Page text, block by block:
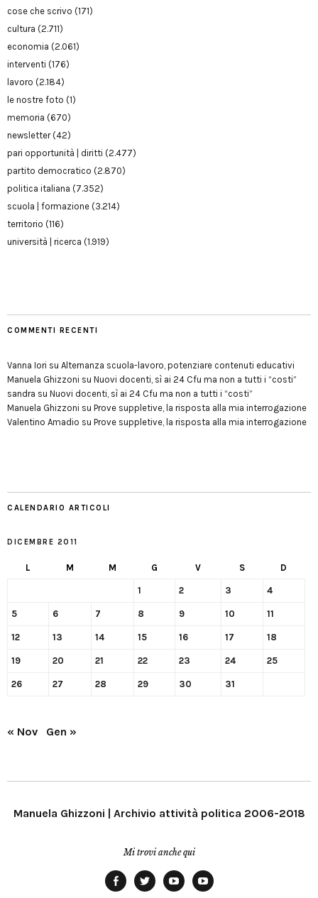
cose che scrivo (171)
cultura (2.711)
economia (2.061)
interventi (176)
lavoro (2.184)
le nostre foto (1)
memoria (670)
newsletter(42)
pari opportunità | diritti (2.477)
partito democratico (2.870)
politica italiana (7.352)
scuola | formazione (3.214)
territorio (116)
università | ricerca (1.919)
COMMENTI RECENTI
Vanna Iori su Alternanza scuola-lavoro, potenziare contenuti educativi
Manuela Ghizzoni su Nuovi docenti, sì ai 24 Cfu ma non a tutti i “costi”
sandra su Nuovi docenti, sì ai 24 Cfu ma non a tutti i “costi”
Manuela Ghizzoni su Prove suppletive, la risposta alla mia interrogazione
Valentino Amadio su Prove suppletive, la risposta alla mia interrogazione
CALENDARIO ARTICOLI
DICEMBRE 2011
L M M G V S D
1 2 3 4
5 6 7 8 9 10 11
12 13 14 15 16 17 18
19 20 21 22 23 24 25
26 27 28 29 30 31
« Nov Gen »
Manuela Ghizzoni | Archivio attività politica 2006-2018
Mi trovi anche qui